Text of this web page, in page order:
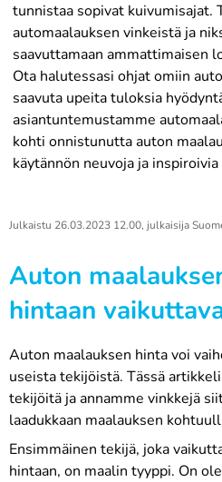
tunnistaa sopivat
automaalauksen vinkeistä ja
saavuttamaan ammattimaisen
Ota halutessasi ohjat omiin
saavuta upeita tuloksia
asiantuntemustamme
kohti onnistunutta auton
käytännön neuvoja ja
Julkaistu 26.03.2023 12.00, julkaisija
Auton
hintaan
Auton maalauksen hinta voi
useista tekijöistä. Tässä
tekijöitä ja annamme vinkkejä
laadukkaan maalauksen
Ensimmäinen tekijä, joka
hintaan, on maalin tyyppi. On